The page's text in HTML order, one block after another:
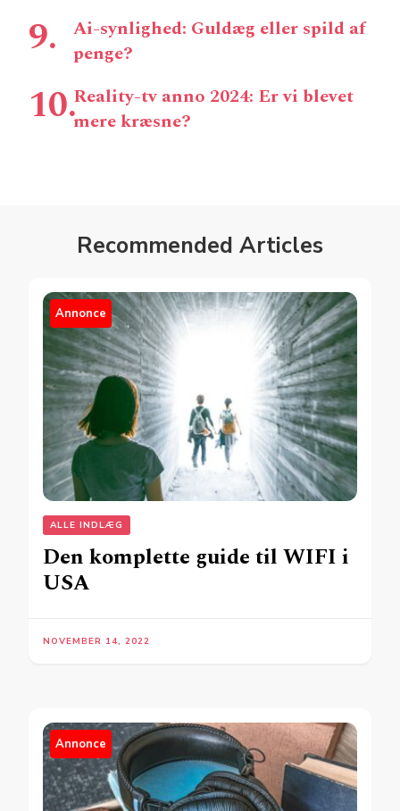
Ai-synlighed: Guldæg eller spild af
penge?
Reality-tv anno 2024: Er vi blevet
mere kræsne?
Recommended Articles
Annonce
ALLE INDLÆG
Den komplette guide til WIFI i
USA
NOVEMBER 14, 2022
Annonce